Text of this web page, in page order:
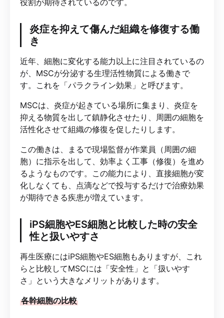
炎症を抑えて傷んだ組織を修復する働
き
近年、細胞に変化する能力以上に注目されているの
が、MSCが分泌する生理活性物質による働きで
す。これを「パラクライン効果」と呼びます。
MSCは、炎症が起きている場所に集まり、炎症を
抑える物質を出して鎮静化させたり、周囲の細胞を
活性化させて組織の修復を促したりします。
この働きは、まるで現場監督が作業員（周囲の細
胞）に指示を出して、効率よく工事（修復）を進め
るようなものです。この能力により、直接細胞が変
化しなくても、点滴などで投与するだけで治療効果
が期待できる疾患が増えています。
iPS細胞やES細胞と比較した時の安全
性と扱いやすさ
再生医療にはiPS細胞やES細胞もありますが、これ
らと比較してMSCには「安全性」と「扱いやす
さ」という大きなメリットがあります。
各幹細胞の比較